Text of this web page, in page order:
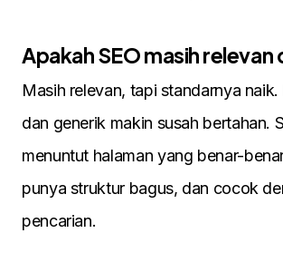
Apakah SEO masih relevan
Masih relevan, tapi standarnya
dan generik makin susah bertahan.
menuntut halaman yang benar-
punya struktur bagus, dan cocok
pencarian.